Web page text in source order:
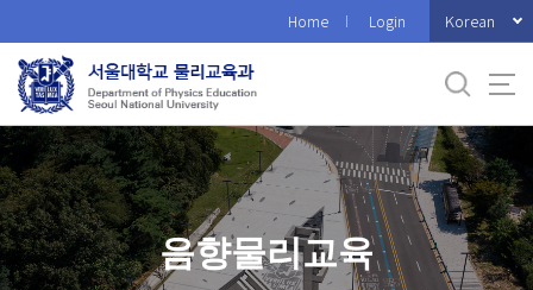
로
메
뉴
Home Login Korean
음향물리교육